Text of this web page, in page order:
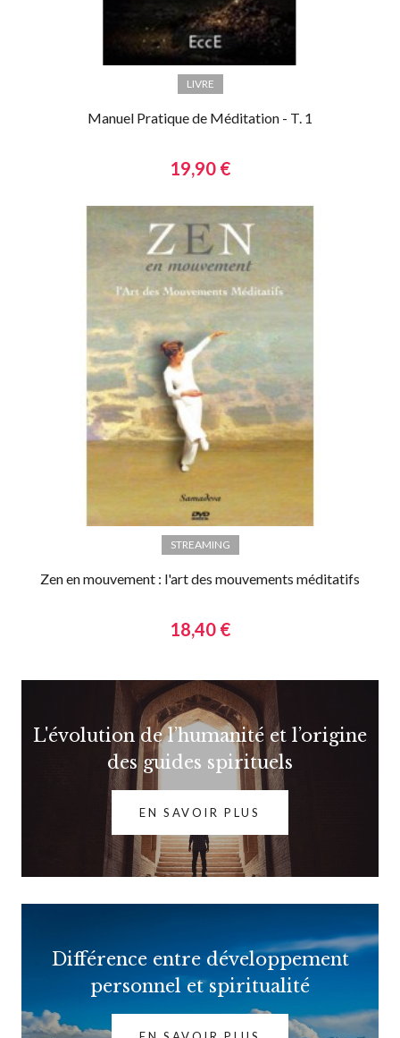
LIVRE
Manuel Pratique de Méditation - T. 1
19,90 €
STREAMING
Zen en mouvement : l'art des mouvements méditatifs
18,40 €
L'évolution de l’humanité et l’origine
des guides spirituels
EN SAVOIR PLUS
Différence entre développement
personnel et spiritualité